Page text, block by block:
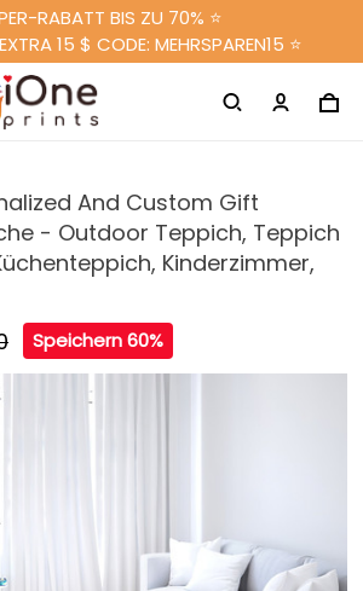
RABATT BIS ZU 70% ⭐
15 $ CODE: MEHRSPAREN15 ⭐
And Custom Gift
- Outdoor Teppich, Teppich
Kinderzimmer,
Speichern 60%